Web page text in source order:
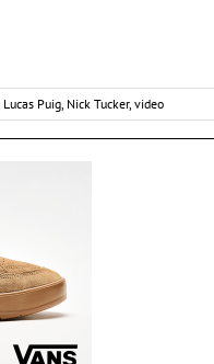
Lucas Puig Nick Tucker, video